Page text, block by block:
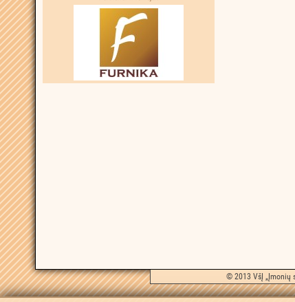
© 2013 VšĮ „Įmonių